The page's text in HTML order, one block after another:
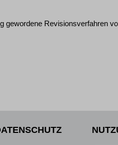
gewordene Revisionsverfahren